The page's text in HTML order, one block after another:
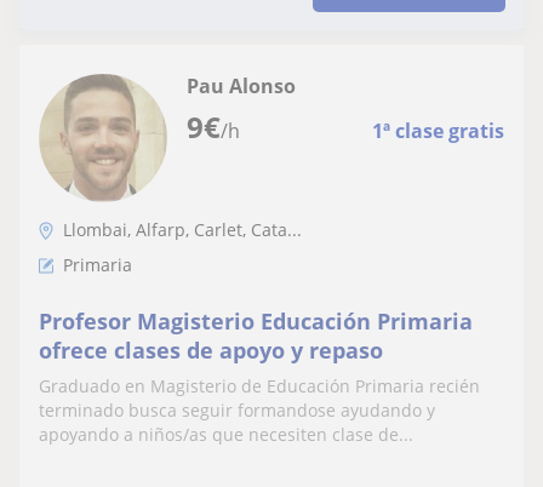
9€/h 1ª clase gratis
Pau Alonso
Llombai, Alfarp, Carlet, Cata...
Primaria
Profesor Magisterio Educación Primaria
ofrece clases de apoyo y repaso
Graduado en Magisterio de Educación Primaria recién
terminado busca seguir formandose ayudando y
apoyando a niños/as que necesiten clase de...